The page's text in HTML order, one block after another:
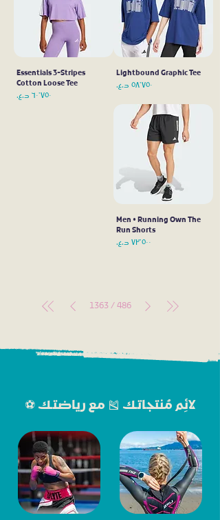
Lightbound Graphic Tee
السعر
Essentials 3-Stripes
Cotton Loose Tee
السعر
Men • Running Own The
Run Shorts
السعر
486
/
1363